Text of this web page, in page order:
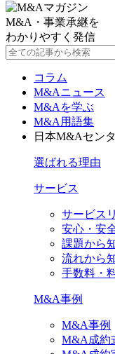
M&A・事業承継を
わかりやすく発信
コラム
M&Aニュース
M&Aを学ぶ
M&A用語集
日本M&Aセン
選ばれる理由
サービス
サービス
安心・安
課題から
流れから
手数料・
M&A事例
M&A事例
M&A成約